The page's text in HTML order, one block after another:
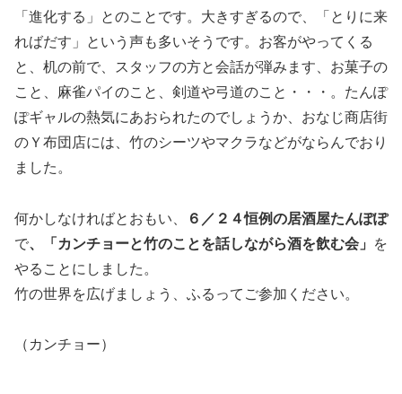
「進化する」とのことです。大きすぎるので、「とりに来
ればだす」という声も多いそうです。お客がやってくる
と、机の前で、スタッフの方と会話が弾みます、お菓子の
こと、麻雀パイのこと、剣道や弓道のこと・・・。たんぽ
ぽギャルの熱気にあおられたのでしょうか、おなじ商店街
のＹ布団店には、竹のシーツやマクラなどがならんでおり
ました。
何かしなければとおもい、
６／２４恒例の居酒屋たんぽぽ
で、「カンチョーと竹のことを話しながら酒を飲む会」
を
やることにしました。
竹の世界を広げましょう、ふるってご参加ください。
（カンチョー）